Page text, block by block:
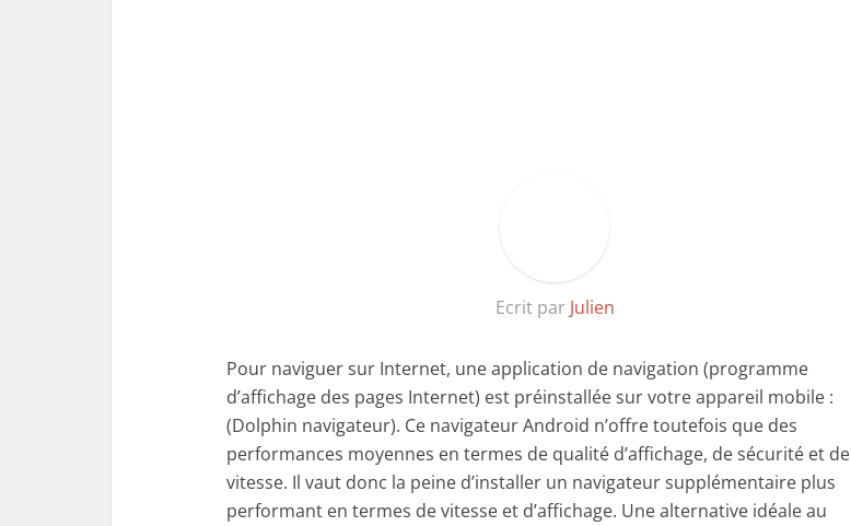
Ecrit par Julien
Pour naviguer sur Internet, une application de navigation (programme
d’affichage des pages Internet) est préinstallée sur votre appareil mobile :
(Dolphin navigateur). Ce navigateur Android n’offre toutefois que des
performances moyennes en termes de qualité d’affichage, de sécurité et de
vitesse. Il vaut donc la peine d’installer un navigateur supplémentaire plus
performant en termes de vitesse et d’affichage. Une alternative idéale au